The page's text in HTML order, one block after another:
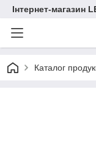
Інтернет-магазин
Каталог